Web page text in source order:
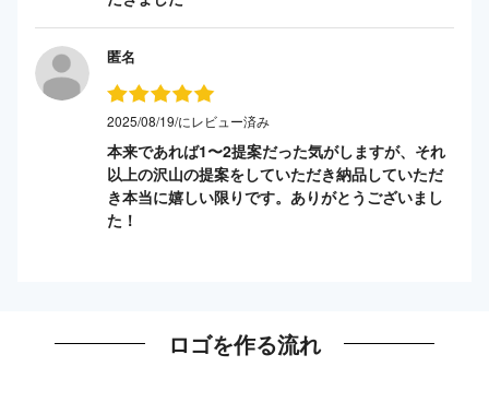
匿名
2025/08/19/にレビュー済み
本来であれば1〜2提案だった気がしますが、それ
以上の沢山の提案をしていただき納品していただ
き本当に嬉しい限りです。ありがとうございまし
た！
ロゴを作る流れ